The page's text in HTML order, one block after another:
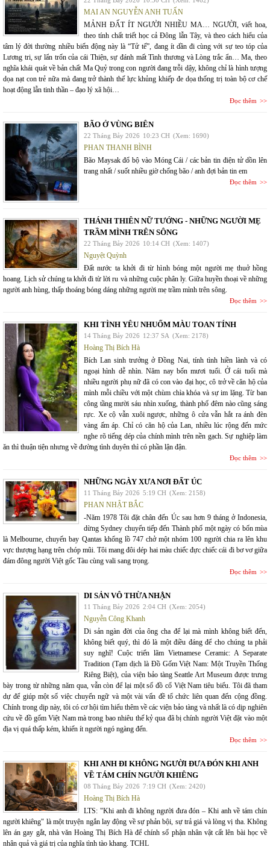
MAI AN NGUYỄN ANH TUẤN
MẢNH ĐẤT ÍT NGƯỜI NHIỀU MA… NGƯỜI, viết hoa,
theo tính chất triết học cả Đông lẫn Tây, và theo cách hiểu của
tâm lý đời thường nhiều biến động này là “Tử tế”, đang ít dần đi cùng với sự teo tóp của
Lương tri, sự lẩn trốn của cái Thiện, sự đánh mất Tình thương và Lòng trắc ẩn… Ma, theo
nghĩa khái quát về bản chất Ma Quỷ trong con người đang trỗi dậy, không chỉ là hình tượng
dọa nạt con trẻ nữa mà đang trở thành thế lực khủng khiếp đe dọa thống trị toàn bộ cơ chế
hoạt động lẫn tinh thần – đạo lý xã hội…
Đọc thêm
BÃO Ở VÙNG BIÊN
22 Tháng Bảy 2026 10:23 CH (Xem: 1690)
PHAN THANH BÌNH
Bão Maysak đổ bộ vào Móng Cái / các bản tin điện tử dồn lên
trang nhất / suốt nhiều giờ chống bão / anh đợi bản tin em
Đọc thêm
THÁNH THIÊN NỮ TƯỚNG - NHỮNG NGƯỜI MẸ
TRẦM MÌNH TRÊN SÔNG
22 Tháng Bảy 2026 10:14 CH (Xem: 1407)
Nguyệt Quỳnh
Đất nước ta khởi đi từ hình bóng một người mẹ thuở hồng
hoang. Lịch sử chúng ta khởi đi từ lời ru và những cuộc phân ly. Giữa huyền thoại về những
người anh hùng, thấp thoáng bóng dáng những người mẹ trầm mình trên sông.
Đọc thêm
KHI TÌNH YÊU NHUỐM MÀU TOAN TÍNH
14 Tháng Bảy 2026 12:37 SA (Xem: 2178)
Hoàng Thị Bích Hà
Bích Lan sinh trưởng ở Đồng Nai, tính tình hiền lành và có
ngoại hình dễ nhìn. Năm nay bốn mươi tuổi. Ở cái tuổi mà
nhiều người phụ nữ đã có con vào đại học, cô trở về căn hộ của
mình mỗi chiều với một chùm chìa khóa và sự im lặng. Từ ban
công tầng mười sáu nhìn xuống, thành phố đêm nào cũng sáng
rực. Xe cộ vẫn xuôi ngược, những ô cửa vẫn hắt ra ánh đèn
vàng ấm áp. Chỉ có căn hộ của Lan, nhiều lúc rộng đến mức
nghe rõ tiếng dép của chính mình trên nền gạch. Sự nghiệp làm
ăn thì thuận tiện nhưng về đường tình duyên thì có phần lận đận.
Đọc thêm
NHỮNG NGÀY XƯA NƠI ĐẤT ÚC
11 Tháng Bảy 2026 5:19 CH (Xem: 2158)
PHAN NHẬT BẮC
-Năm 1978 Tôi đặt chân đến Úc sau hơn 9 tháng ở Indonesia,
dừng Sydney chuyển tiếp đến Thành phố một ngày có bốn mùa
là Melbourne, chuyến bay Qantas khổng lồ 747 chở một nhóm 100 người chia ra lên khu
vực thượng hạng trên chóp mũi. Tôi mang đôi dép hai màu chiếc đực chiếc cái đi bơ vơ giữa
đám đông người Việt gốc Tàu cùng vali sang trọng.
Đọc thêm
DI SẢN VÔ THỪA NHẬN
11 Tháng Bảy 2026 2:04 CH (Xem: 2054)
Nguyễn Công Khanh
Di sản ngàn đời của ông cha để lại mà mình không biết đến,
không biết quý, thì đó là một điều đáng để cho chúng ta phải
suy nghĩ! Cuộc triển lãm Vietnamese Ceramic: A Separate
Tradition (Tạm dịch là Đồ Gốm Việt Nam: Một Truyền Thống
Riêng Biệt), của viện bảo tàng Seattle Art Museum được trưng
bày trong từ những năm qua, vẫn còn để lại một số đồ cổ Việt Nam tiêu biểu. Tôi đã tham
dự để giúp một số việc chuyển ngữ và một vài vấn đề tổ chức liên quan đến cộng đồng.
Chính trong dịp này, tôi có cơ hội tìm hiểu thêm về các viện bảo tàng và nhất là có dịp nghiên
cứu về đồ gốm Việt Nam mà trong bao nhiêu thế kỷ qua đã bị chính người Việt đặt vào một
địa vị quá thấp kém, khiến ít người ngó ngàng đến.
Đọc thêm
KHI ANH ĐI KHÔNG NGƯỜI ĐƯA ĐÓN KHI ANH
VỀ TÁM CHÍN NGƯỜI KHIÊNG
08 Tháng Bảy 2026 7:19 CH (Xem: 2420)
Hoàng Thị Bích Hà
LTS: "Khi anh đi không người đưa đón – Khi anh về tám chín
người khiêng" là một truyện ngắn lay động về sự phản bội, sự trả giá và lòng vị tha. Không
lên án gay gắt, nhà văn Hoàng Thị Bích Hà để chính số phận nhân vật cất lên bài học về
nhân quả và giá trị của nghĩa tình tào khang. TCHL